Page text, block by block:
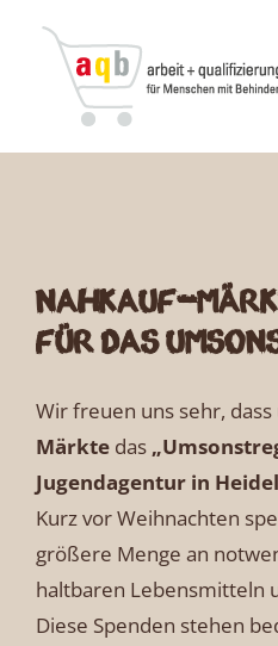
springen
nahkauf-
für das
Wir freuen uns sehr,
Märkte das
Jugendagentur in
Kurz vor Weihnachten
größere Menge an
haltbaren Lebensmitteln
Diese Spenden stehen